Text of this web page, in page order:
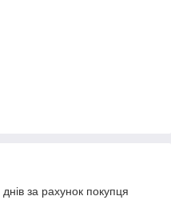
за рахунок покупця